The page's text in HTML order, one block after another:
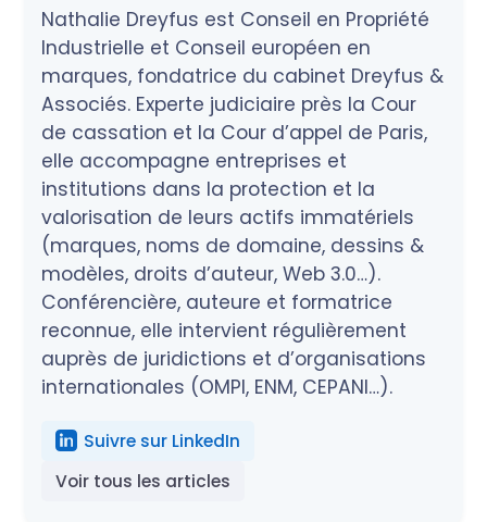
Nathalie Dreyfus est Conseil en Propriété
Industrielle et Conseil européen en
marques, fondatrice du cabinet Dreyfus &
Associés. Experte judiciaire près la Cour
de cassation et la Cour d’appel de Paris,
elle accompagne entreprises et
institutions dans la protection et la
valorisation de leurs actifs immatériels
(marques, noms de domaine, dessins &
modèles, droits d’auteur, Web 3.0…).
Conférencière, auteure et formatrice
reconnue, elle intervient régulièrement
auprès de juridictions et d’organisations
internationales (OMPI, ENM, CEPANI…).
Suivre sur LinkedIn
Voir tous les articles